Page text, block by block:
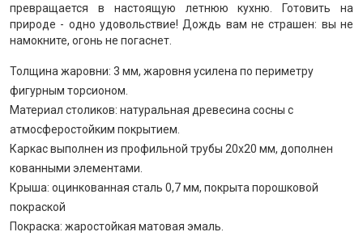
превращается в настоящую летнюю кухню. Готовить на
природе - одно удовольствие! Дождь вам не страшен: вы не
намокните, огонь не погаснет.
Толщина жаровни: 3 мм, жаровня усилена по периметру
фигурным торсионом.
Материал столиков: натуральная древесина сосны с
атмосферостойким покрытием.
Каркас выполнен из профильной трубы 20х20 мм, дополнен
кованными элементами.
Крыша: оцинкованная сталь 0,7 мм, покрыта порошковой
покраской
Покраска: жаростойкая матовая эмаль.